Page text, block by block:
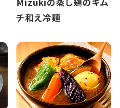
チ和え冷麺